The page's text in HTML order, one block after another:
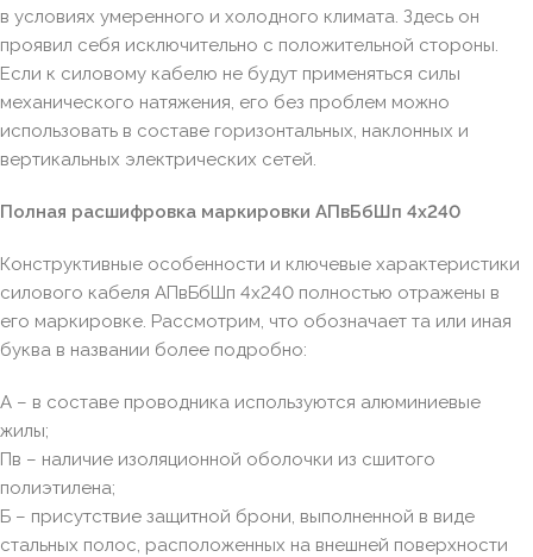
в условиях умеренного и холодного климата. Здесь он
проявил себя исключительно с положительной стороны.
Если к силовому кабелю не будут применяться силы
механического натяжения, его без проблем можно
использовать в составе горизонтальных, наклонных и
вертикальных электрических сетей.
Полная расшифровка маркировки АПвБбШп 4х240
Конструктивные особенности и ключевые характеристики
силового кабеля АПвБбШп 4х240 полностью отражены в
его маркировке. Рассмотрим, что обозначает та или иная
буква в названии более подробно:
А – в составе проводника используются алюминиевые
жилы;
Пв – наличие изоляционной оболочки из сшитого
полиэтилена;
Б – присутствие защитной брони, выполненной в виде
стальных полос, расположенных на внешней поверхности